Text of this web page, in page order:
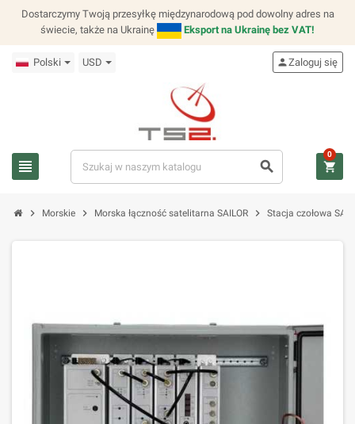
Dostarczymy Twoją przesyłkę międzynarodową pod dowolny adres na
świecie, także na Ukrainę
Eksport na Ukrainę bez VAT!
Polski USD
view_headline search
personZaloguj się
shopping_cart
0
chevron_right Morskie chevron_right Morska łączność satelitarna SAILOR chevron_right Stacja czołowa